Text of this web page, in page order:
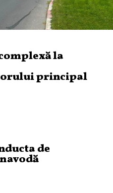
la
principal
de